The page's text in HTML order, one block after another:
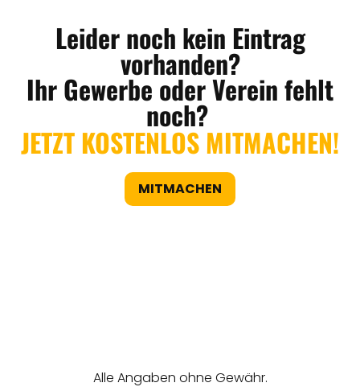
Leider noch kein Eintrag
vorhanden?
Ihr Gewerbe oder Verein fehlt
noch?
JETZT KOSTENLOS MITMACHEN!
MITMACHEN